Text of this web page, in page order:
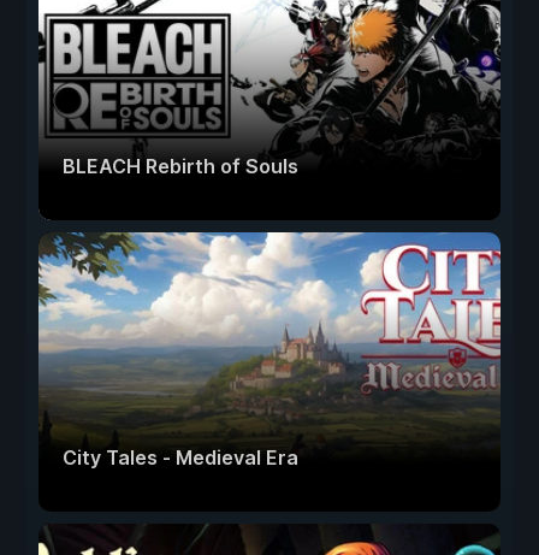
BLEACH Rebirth of Souls
City Tales - Medieval Era